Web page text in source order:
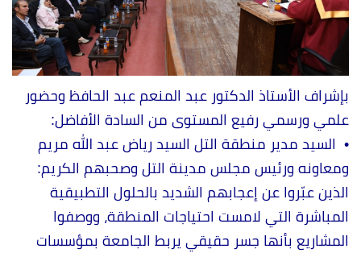
بإشراف الأستاذ الدكتور عبد المنعم عبد الحافظ وحضور
علمي ورسمي رفيع المستوى من السادة الأفاضل:
• السيد مدير منطقة التل السيد رياض عبد الله مريم
ومعاونه ورئيس مجلس مدينة التل وصحبهم الكريم:
الذين عبّروا عن إعجابهم الشديد بالحلول التطبيقية
المباشرة التي لامست احتياجات المنطقة، ووصفوا
المشاريع بأنها جسر حقيقي يربط الجامعة بمؤسسات